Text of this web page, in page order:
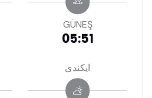
GÜNEŞ
05:51
ايكندى